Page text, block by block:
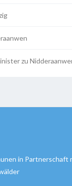
zu
in Partnerschaft